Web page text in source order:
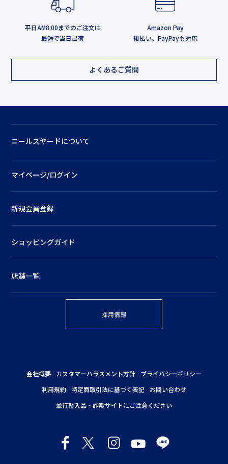
平日AM8:00までのご注文は
最短で当日出荷
Amazon Pay
後払い、PayPayも対応
よくあるご質問
ニールズヤードについて
マイページ/ログイン
新規会員登録
ショッピングガイド
店舗一覧
採用情報
会社概要 カスタマーハラスメント方針
プライバシーポリシー
利用規約 特定商取引法に基づく表記
お問い合わせ
並行輸入品・詐欺サイトにご注意ください